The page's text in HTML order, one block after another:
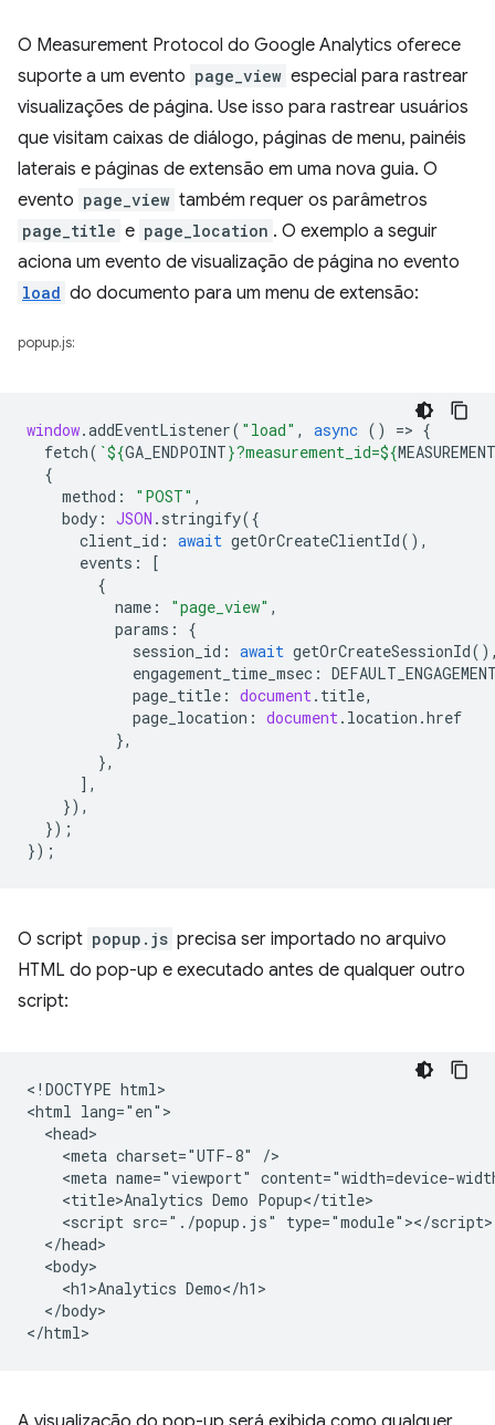
O Measurement Protocol do Google Analytics oferece
suporte a um evento page_view especial para rastrear
visualizações de página. Use isso para rastrear usuários
que visitam caixas de diálogo, páginas de menu, painéis
laterais e páginas de extensão em uma nova guia. O
evento page_view também requer os parâmetros
page_title e page_location . O exemplo a seguir
aciona um evento de visualização de página no evento
load do documento para um menu de extensão:
popup.js:
window.addEventListener( "load" , async () => {
fetch( `${GA_ENDPOINT}?measurement_id=${
{
method : "POST" ,
body : JSON . stringify({
client_id : await getOrCreateClientId(),
events :
[
{
name : "page_view" ,
params :
{
session_id : await getOrCreateSessionId
engagement_time_msec :
page_title : document. title,
page_location : document. location .href
},
},
],
}),
});
});
O script popup.js precisa ser importado no arquivo
HTML do pop-up e executado antes de qualquer outro
script:
<!DOCTYPE html>
<html lang="en">
  <head>
    <meta charset="UTF-8" />
<meta name="viewport" content="width=device-
    <title>Analytics Demo Popup</title>
    <script src="./popup.js" type="module"></script>
  </head>
  <body>
    <h1>Analytics Demo</h1>
  </body>